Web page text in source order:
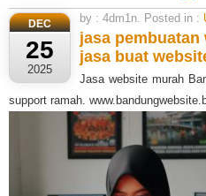
DEC
25
2025
by : 4dm1n. Posted in :
jasa
jasa buat
Jasa website murah
support ramah.